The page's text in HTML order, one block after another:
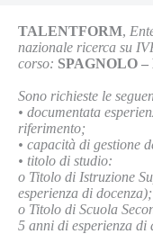
TALENTFORM,
nazionale ricerca su
corso: SPAGNOLO
Sono richieste le
• documentata
riferimento;
• capacità di gestione
• titolo di studio:
o Titolo di Istruzione
esperienza di docenza);
o Titolo di Scuola
5 anni di esperienza di